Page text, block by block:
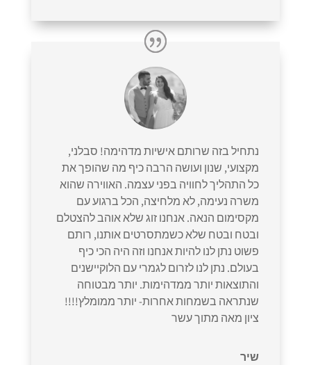
נתחיל בזה שרותם אישיות מדהימה! סבלני,
מקצועי, שנון ועושה הרבה כיף מה שהופך את
כל התהליך לחוויה בפני עצמה. האווירה שהוא
משרה נעימה, לא מלחיצה, הכל ברגוע עם
מקסימום הנאה. אנחנו זוג שלא אוהב להצטלם
ובטח ובטח שלא כשמתסרטים אותנו, רותם
פשוט נתן לנו להיות אנחנו וזה היה הכי כיף
בעולם. נתן לנו לזרום לגמרי עם הלוקיישנים
והתוצאות יותר ממדהימות. יותר מבטוחה
שנתראה בשמחות אחרות- יותר ממומלץ!!!!
ציון מאה מתוך עשר
שיר